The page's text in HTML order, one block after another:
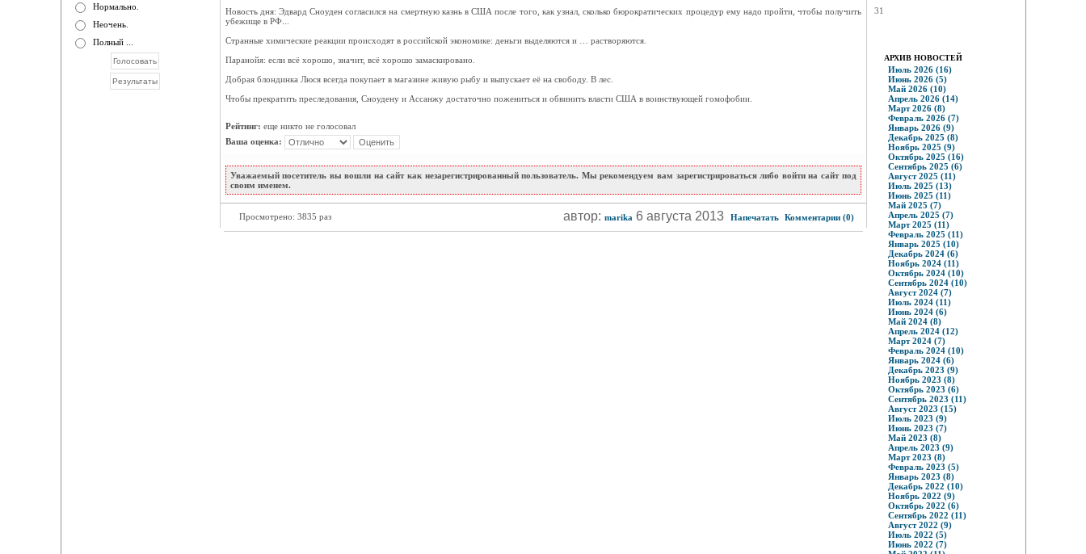
Нормально.
Неочень.
Полный ...
Новость дня: Эдвард Сноуден согласился на смертную казнь в США после того, как узнал, сколько бюрократических процедур ему надо пройти, чтобы получить
убежище в РФ...
Странные химические реакции происходят в российской экономике: деньги выделяются и … растворяются.
Паранойя: если всё хорошо, значит, всё хорошо замаскировано.
Добрая блондинка Люся всегда покупает в магазине живую рыбу и выпускает её на свободу. В лес.
Чтобы прекратить преследования, Сноудену и Ассанжу достаточно пожениться и обвинить власти США в воинствующей гомофобии.
Рейтинг: еще никто не голосовал
Ваша оценка:
Уважаемый посетитель вы вошли на сайт как незарегистрированный пользователь. Мы рекомендуем вам зарегистрироваться либо войти на сайт под
своим именем.
Просмотрено: 3835 раз автор: marika 6 августа 2013 Напечатать Комментарии (0)
31
АРХИВ НОВОСТЕЙ
Июль 2026 (16)
Июнь 2026 (5)
Май 2026 (10)
Апрель 2026 (14)
Март 2026 (8)
Февраль 2026 (7)
Январь 2026 (9)
Декабрь 2025 (8)
Ноябрь 2025 (9)
Октябрь 2025 (16)
Сентябрь 2025 (6)
Август 2025 (11)
Июль 2025 (13)
Июнь 2025 (11)
Май 2025 (7)
Апрель 2025 (7)
Март 2025 (11)
Февраль 2025 (11)
Январь 2025 (10)
Декабрь 2024 (6)
Ноябрь 2024 (11)
Октябрь 2024 (10)
Сентябрь 2024 (10)
Август 2024 (7)
Июль 2024 (11)
Июнь 2024 (6)
Май 2024 (8)
Апрель 2024 (12)
Март 2024 (7)
Февраль 2024 (10)
Январь 2024 (6)
Декабрь 2023 (9)
Ноябрь 2023 (8)
Октябрь 2023 (6)
Сентябрь 2023 (11)
Август 2023 (15)
Июль 2023 (9)
Июнь 2023 (7)
Май 2023 (8)
Апрель 2023 (9)
Март 2023 (8)
Февраль 2023 (5)
Январь 2023 (8)
Декабрь 2022 (10)
Ноябрь 2022 (9)
Октябрь 2022 (6)
Сентябрь 2022 (11)
Август 2022 (9)
Июль 2022 (5)
Июнь 2022 (7)